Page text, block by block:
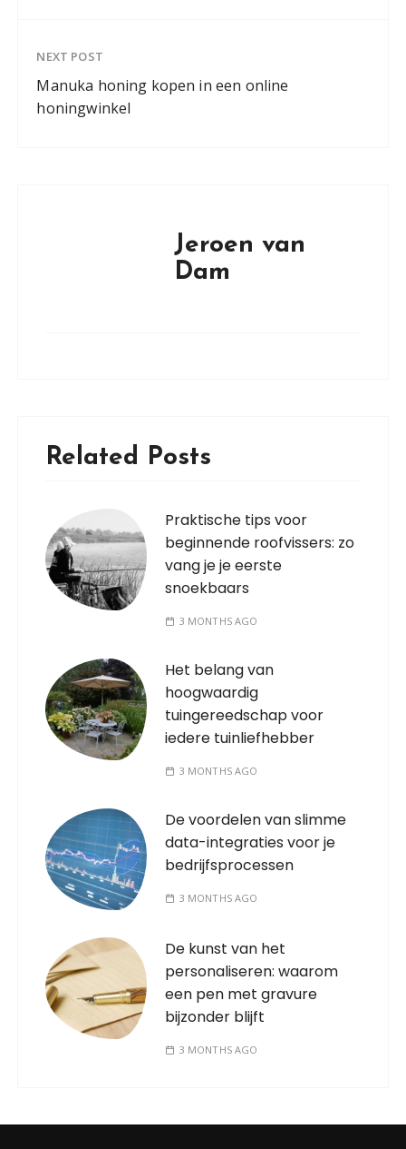
NEXT POST
Manuka honing kopen in een online
honingwinkel
Jeroen van
Dam
Related Posts
Praktische tips voor
beginnende roofvissers: zo
vang je je eerste
snoekbaars
3 MONTHS AGO
Het belang van
hoogwaardig
tuingereedschap voor
iedere tuinliefhebber
3 MONTHS AGO
De voordelen van slimme
data-integraties voor je
bedrijfsprocessen
3 MONTHS AGO
De kunst van het
personaliseren: waarom
een pen met gravure
bijzonder blijft
3 MONTHS AGO